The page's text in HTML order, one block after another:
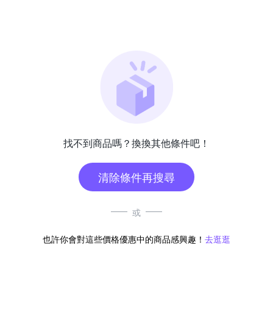
找不到商品嗎？換換其他條件吧！
清除條件再搜尋
或
也許你會對這些價格優惠中的商品感興趣！ 去逛逛